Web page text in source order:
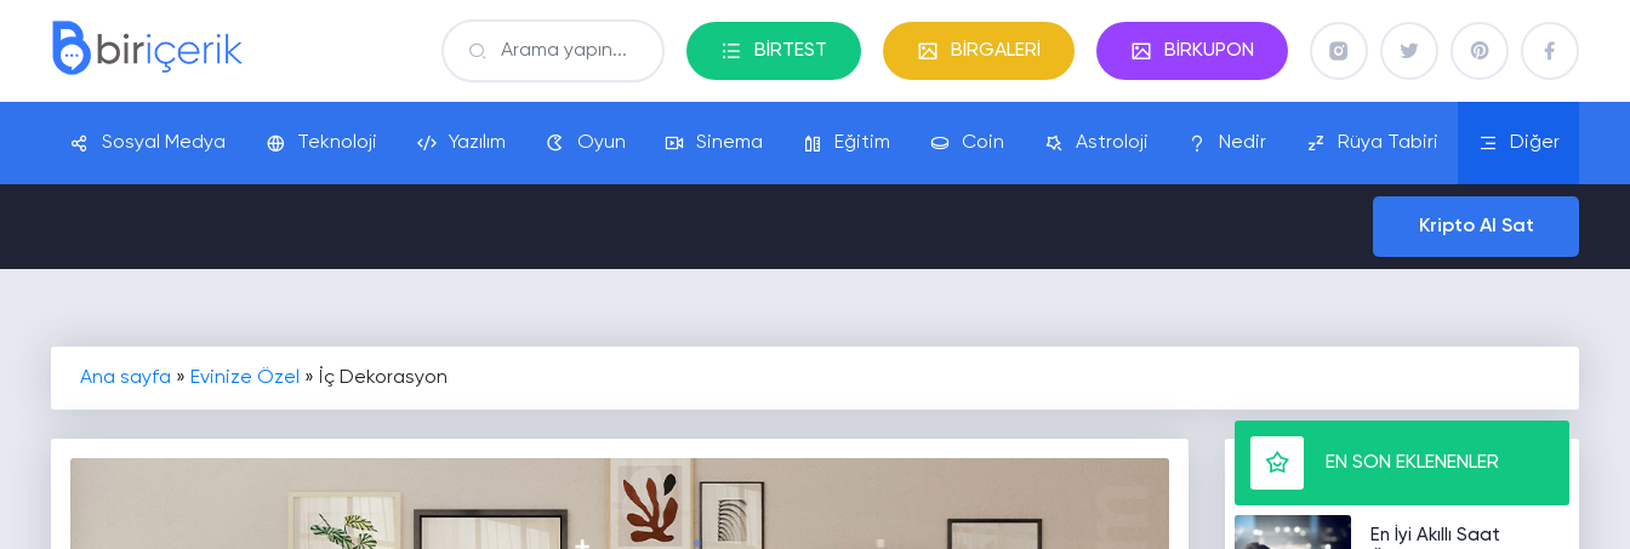
BİRTEST BİRGALERİ BİRKUPON
Sosyal Medya Teknoloji Yazılım Oyun Sinema Eğitim Coin Astroloji Nedir Rüya Tabiri Diğer
Kripto Al Sat
Ana sayfa » Evinize Özel » İç Dekorasyon
EN SON EKLENENLER
En İyi Akıllı Saat